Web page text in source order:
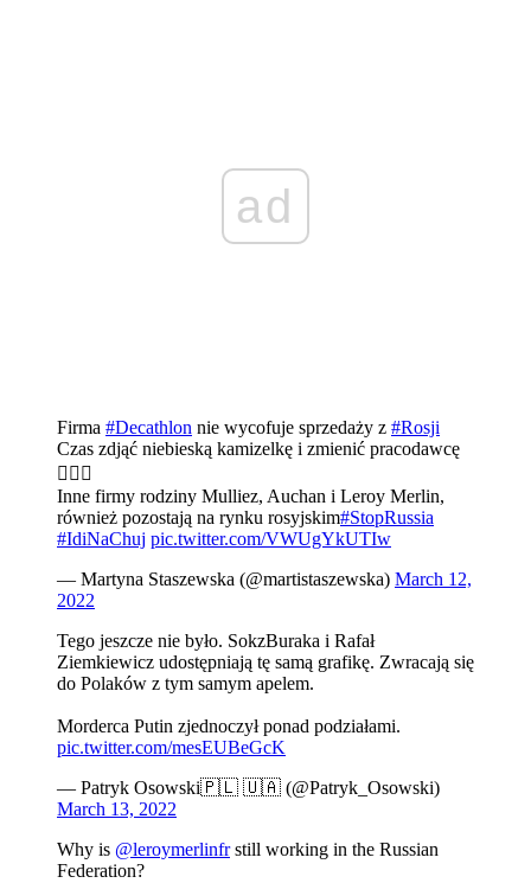
ad
Firma #Decathlon nie wycofuje sprzedaży z #Rosji
Czas zdjąć niebieską kamizelkę i zmienić pracodawcę
🤷🏼‍♀️
Inne firmy rodziny Mulliez, Auchan i Leroy Merlin,
również pozostają na rynku rosyjskim#StopRussia
#IdiNaChuj pic.twitter.com/VWUgYkUTIw
— Martyna Staszewska (@martistaszewska) March 12,
2022
Tego jeszcze nie było. SokzBuraka i Rafał
Ziemkiewicz udostępniają tę samą grafikę. Zwracają się
do Polaków z tym samym apelem.
Morderca Putin zjednoczył ponad podziałami.
pic.twitter.com/mesEUBeGcK
— Patryk Osowski🇵🇱 🇺🇦 (@Patryk_Osowski)
March 13, 2022
Why is @leroymerlinfrstill working in the Russian
Federation?